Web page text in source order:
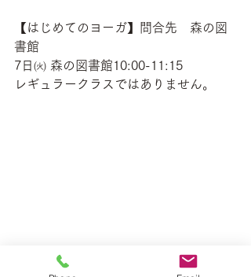
【はじめてのヨーガ】問合先　森の図
書館
7日㈫ 森の図書館10:00-11:15
レギュラークラスではありません。